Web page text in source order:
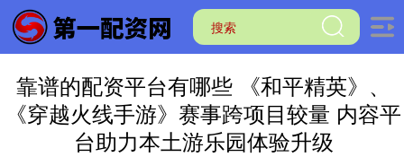
靠谱的配资平台有哪些 《和平精英》、
《穿越火线手游》赛事跨项目较量 内容平
台助力本土游乐园体验升级